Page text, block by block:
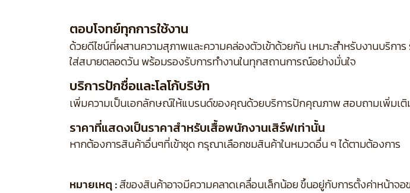
ตอบโจทย์ทุกการใช้งาน
ด้วยดีไซน์ที่ผสานความสุภาพและความคล่องตัวเข้าด้วยกัน เหมาะสำหรับงานบริก
ใส่สบายตลอดวัน พร้อมรองรับการทำงานในทุกสถานการณ์อย่างมั่นใจ
บริการปักชื่อและโลโก้บริษัท
เพิ่มความเป็นเอกลักษณ์ให้แบรนด์ของคุณด้วยบริการปักคุณภาพ สอบถามเพิ่มเติ
ราคาที่แสดงเป็นราคาสำหรับเสื้อพนักงานเสิร์ฟเท่านั้น
หากต้องการสินค้าอื่นๆที่เข้าชุด กรุณาเลือกชมสินค้าในหมวดอื่น ๆ ได้ตามต้องการ
หมายเหตุ :สีของสินค้าอาจมีความคลาดเคลื่อนเล็กน้อย ขึ้นอยู่กับการตั้งค่าหน้าจอ